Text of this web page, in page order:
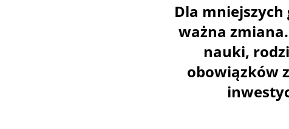
Dla
ważna
nauki,
obowiązków